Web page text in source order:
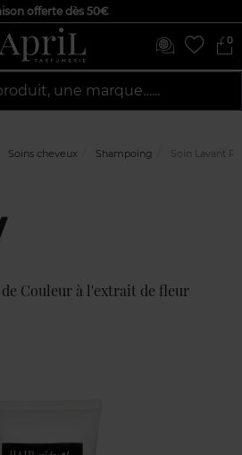
offerte dès 50€
0
une marque…...
Soins cheveux Shampoing Soin Lavant
Couleur à l'extrait de fleur